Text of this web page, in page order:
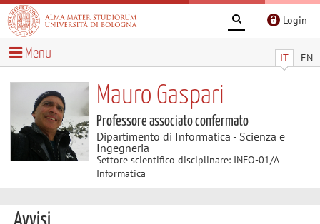
Login
IT EN
Menu
Mauro Gaspari
Professore associato confermato
Dipartimento di Informatica - Scienza e
Ingegneria
Settore scientifico disciplinare: INFO-01/A
Informatica